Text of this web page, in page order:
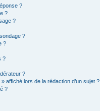
?
?
?
?
?
?
?
affiché lors de la rédaction d’un sujet ?
?